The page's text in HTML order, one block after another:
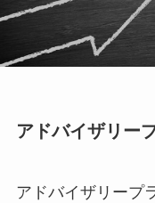
アドバイザリー
アドバイザリープ